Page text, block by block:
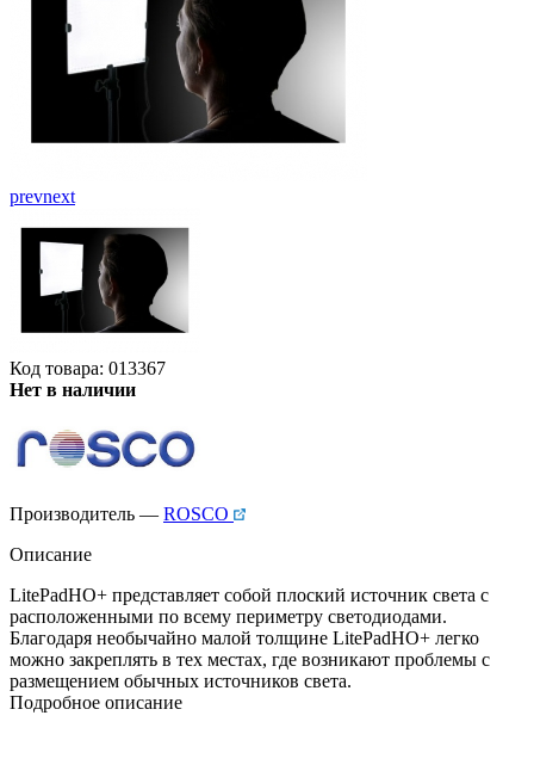
prevnext
Код товара: 013367
Нет в наличии
Производитель — ROSCO
Описание
LitePadHO+ представляет собой плоский источник света с
расположенными по всему периметру светодиодами.
Благодаря необычайно малой толщине LitePadHO+ легко
можно закреплять в тех местах, где возникают проблемы с
размещением обычных источников света.
Подробное описание